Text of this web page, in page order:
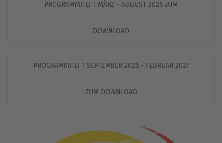
PROGRAMMHEFT MÄRZ - AUGUST 2026 ZUM
DOWNLOAD
PROGRAMMHEFT SEPTEMBER 2026 - FEBRUAR 2027
ZUM DOWNLOAD